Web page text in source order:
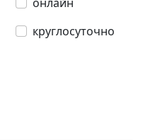
круглосуточно